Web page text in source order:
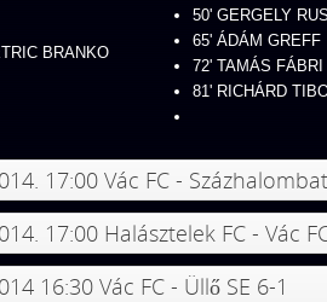
BRANKO
50' GERGELY
65' ÁDÁM GREFF
72' TAMÁS FÁBRI
81' RICHÁRD
17:00 Vác FC -
17:00 Halásztelek FC - Vác
16:30 Vác FC - Üllő SE 6-1